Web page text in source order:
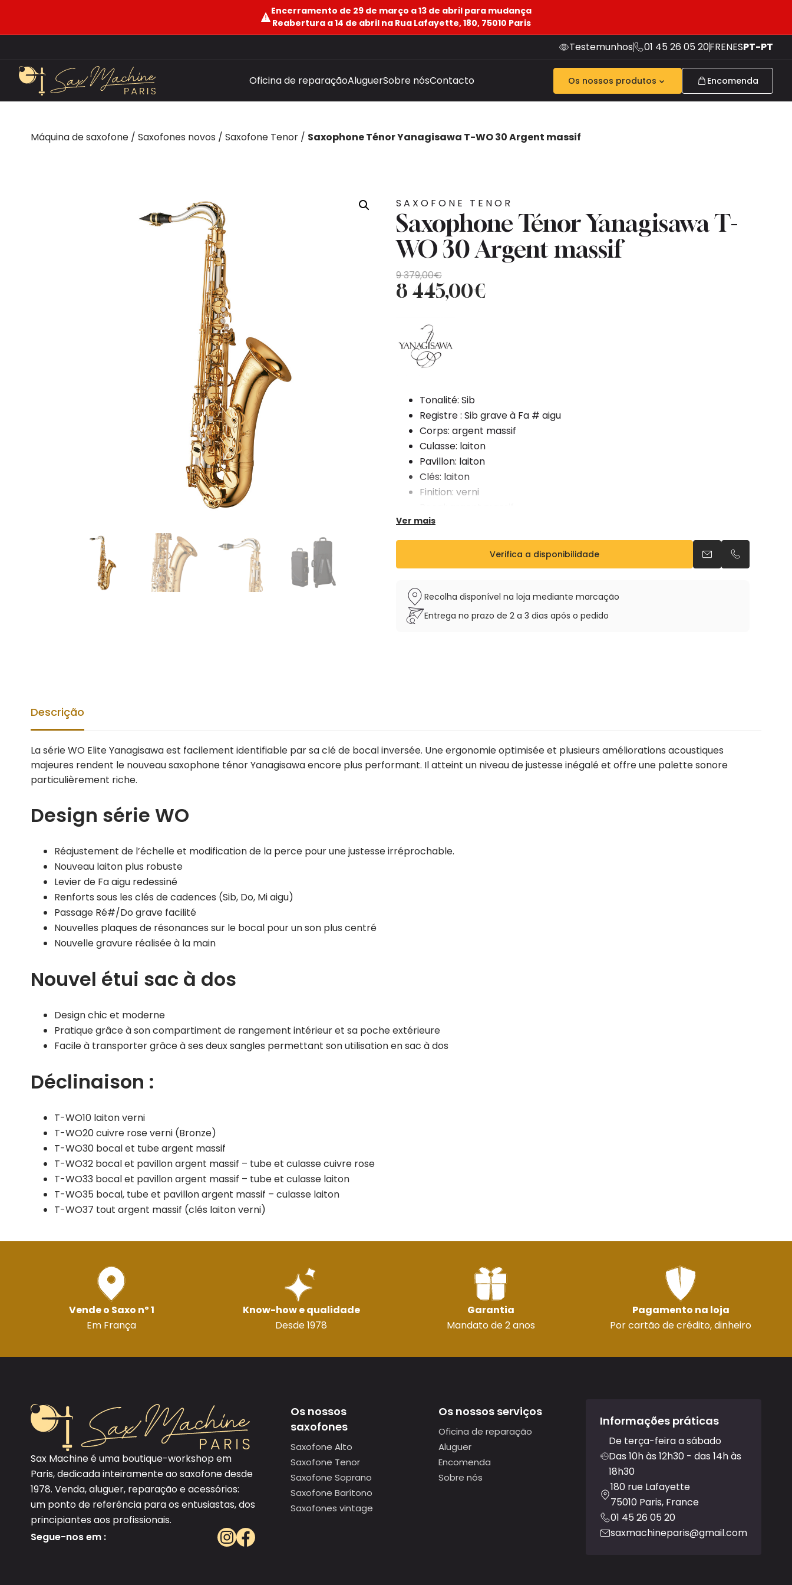
Encerramento de 29 de março a 13 de abril para mudança
Reabertura a 14 de abril na Rua Lafayette, 180, 75010 Paris
Testemunhos 01 45 26 05 20FRENESPT-PT
Oficina de reparaçãoAluguerSobre nósContacto Os nossos produtos Encomenda
Máquina de saxofone / Saxofones novos / Saxofone Tenor / Saxophone Ténor Yanagisawa T-WO 30 Argent massif
SAXOFONE TENOR
Saxophone Ténor Yanagisawa T-
WO 30 Argent massif
9 379,00€
O
preço
379,00€.
8 445,00€
O
preço
445,00€.
Tonalité: Sib
Registre : Sib grave à Fa # aigu
Corps: argent massif
Culasse: laiton
Pavillon: laiton
Clés: laiton
Finition: verni
Vendu avec étui sac à dos et bec
Ver mais
Verifica a disponibilidade Envia um e-mail
Telefonar
Recolha disponível na loja mediante marcação
Entrega no prazo de 2 a 3 dias após o pedido
Descrição
La série WO Elite Yanagisawa est facilement identifiable par sa clé de bocal inversée. Une ergonomie optimisée et plusieurs améliorations acoustiques
majeures rendent le nouveau saxophone ténor Yanagisawa encore plus performant. Il atteint un niveau de justesse inégalé et offre une palette sonore
particulièrement riche.
Design série WO
Réajustement de l’échelle et modification de la perce pour une justesse irréprochable.
Nouveau laiton plus robuste
Levier de Fa aigu redessiné
Renforts sous les clés de cadences (Sib, Do, Mi aigu)
Passage Ré#/Do grave facilité
Nouvelles plaques de résonances sur le bocal pour un son plus centré
Nouvelle gravure réalisée à la main
Nouvel étui sac à dos
Design chic et moderne
Pratique grâce à son compartiment de rangement intérieur et sa poche extérieure
Facile à transporter grâce à ses deux sangles permettant son utilisation en sac à dos
Déclinaison :
T-WO10 laiton verni
T-WO20 cuivre rose verni (Bronze)
T-WO30 bocal et tube argent massif
T-WO32 bocal et pavillon argent massif – tube et culasse cuivre rose
T-WO33 bocal et pavillon argent massif – tube et culasse laiton
T-WO35 bocal, tube et pavillon argent massif – culasse laiton
T-WO37 tout argent massif (clés laiton verni)
Vende o Saxo nº 1
Em França
Know-how e qualidade
Desde 1978
Garantia
Mandato de 2 anos
Pagamento na loja
Por cartão de crédito, dinheiro
Sax Machine é uma boutique-workshop em
Paris, dedicada inteiramente ao saxofone desde
1978. Venda, aluguer, reparação e acessórios:
um ponto de referência para os entusiastas, dos
principiantes aos profissionais.
Segue-nos em :
Os nossos
saxofones
Saxofone Alto
Saxofone Tenor
Saxofone Soprano
Saxofone Barítono
Saxofones vintage
Os nossos serviços
Oficina de reparação
Aluguer
Encomenda
Sobre nós
Informações práticas
De terça-feira a sábado
Das 10h às 12h30 - das 14h às
18h30
180 rue Lafayette
75010 Paris, France
01 45 26 05 20
saxmachineparis@gmail.com